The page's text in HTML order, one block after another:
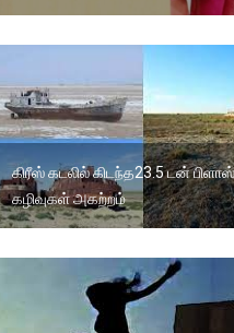
கிரீஸ் கடலில் கிடந்த23.5 டன்
கழிவுகள் அகற்றம்